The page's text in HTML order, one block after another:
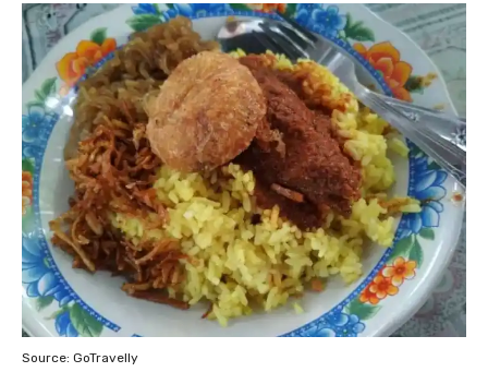
Source: GoTravelly